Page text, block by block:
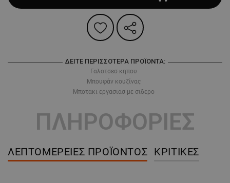
ΔΕΊΤΕ ΠΕΡΙΣΣΌΤΕΡΑ ΠΡΟΪΌΝΤΑ:
Γαλοτσεσ κηπου
Μπουφάν κουζίνας
Μποτακι εργασιασ με σιδερο
ΠΛΗΡΟΦΟΡΙΕΣ
ΛΕΠΤΟΜΈΡΕΙΕΣ ΠΡΟΪΌΝΤΟΣ ΚΡΙΤΙΚΈΣ